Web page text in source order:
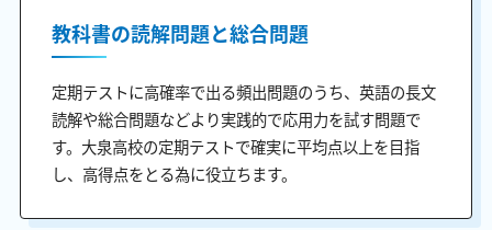
教科書の読解問題と総合問題
定期テストに高確率で出る頻出問題のうち、英語の長文
読解や総合問題などより実践的で応用力を試す問題で
す。大泉高校の定期テストで確実に平均点以上を目指
し、高得点をとる為に役立ちます。